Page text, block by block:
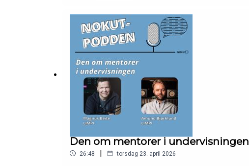
Den om mentorer i undervisningen
26:48 | torsdag 23. april 2026